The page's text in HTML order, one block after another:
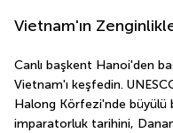
Vietnam'ın
Canlı başkent Hanoi'den
Vietnam'ı keşfedin.
Halong Körfezi'nde büyülü
imparatorluk tarihini,